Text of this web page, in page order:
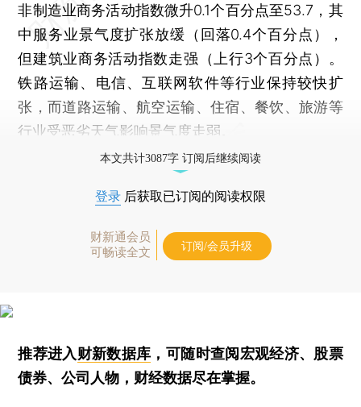
非制造业商务活动指数微升0.1个百分点至53.7，其
中服务业景气度扩张放缓（回落0.4个百分点），
但建筑业商务活动指数走强（上行3个百分点）。
铁路运输、电信、互联网软件等行业保持较快扩
张，而道路运输、航空运输、住宿、餐饮、旅游等
行业受恶劣天气影响景气度走弱。
本文共计3087字 订阅后继续阅读
登录 后获取已订阅的阅读权限
财新通会员
可畅读全文
订阅/会员升级
推荐进入财新数据库 ，可随时查阅宏观经济、股票
债券、公司人物，财经数据尽在掌握。